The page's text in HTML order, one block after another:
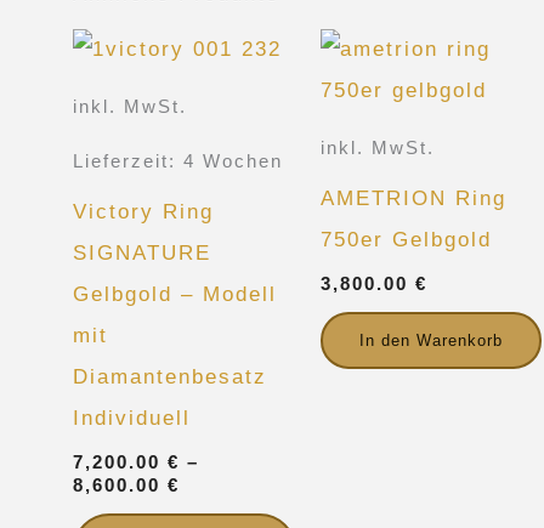
inkl. MwSt.
Lieferzeit: 4 Wochen
Victory Ring
SIGNATURE
Gelbgold – Modell
mit
Diamantenbesatz
Individuell
7,200.00 € –
8,600.00 €
Dieses
Produkt
Varianten
auf.
Die
Optionen
inkl. MwSt.
AMETRION Ring
750er Gelbgold
3,800.00 €
In den Warenkorb